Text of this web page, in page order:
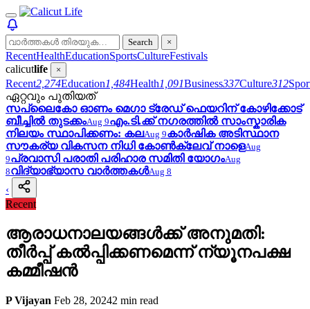
Search ×
RecentHealthEducationSportsCultureFestivals
calicutlife ×
Recent2,274Education1,484Health1,091Business337Culture312
ഏറ്റവും പുതിയത്
സപ്ലൈകോ ഓണം മെഗാ ട്രേഡ് ഫെയറിന് കോഴിക്കോട്
ബീച്ചില്‍ തുടക്കംAug 9എം.ടി.ക്ക് നഗരത്തിൽ സാംസ്കാരിക
നിലയം സ്ഥാപിക്കണം: കലAug 9കാർഷിക അടിസ്ഥാന
സൗകര്യ വികസന നിധി കോണ്‍ക്ലേവ് നാളെAug
9പ്രവാസി പരാതി പരിഹാര സമിതി യോഗംAug
8വിദ്യാഭ്യാസ വാർത്തകൾAug 8
‹
Recent
ആരാധനാലയങ്ങള്‍ക്ക് അനുമതി:
തീര്‍പ്പ് കല്‍പ്പിക്കണമെന്ന് ന്യൂനപക്ഷ
കമ്മീഷന്‍
P Vijayan Feb 28, 20242 min read